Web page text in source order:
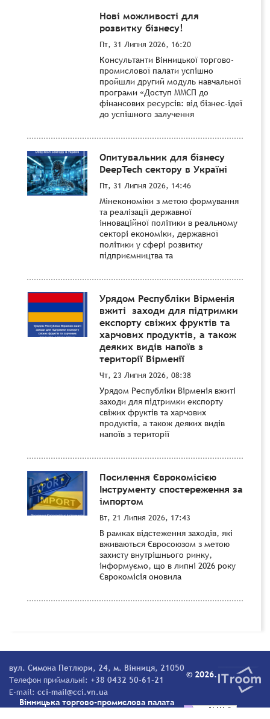
Нові можливості для
розвитку бізнесу!
Пт, 31 Липня 2026, 16:20
Консультанти Вінницької торгово-
промислової палати успішно
пройшли другий модуль навчальної
програми «Доступ ММСП до
фінансових ресурсів: від бізнес-ідеї
до успішного залучення
Опитувальник для бізнесу
DeepTech сектору в Україні
Пт, 31 Липня 2026, 14:46
Мінекономіки з метою формування
та реалізації державної
інноваційної політики в реальному
секторі економіки, державної
політики у сфері розвитку
підприємництва та
Урядом Республіки Вірменія
вжиті заходи для підтримки
експорту свіжих фруктів та
харчових продуктів, а також
деяких видів напоїв з
території Вірменії
Чт, 23 Липня 2026, 08:38
Урядом Республіки Вірменія вжиті
заходи для підтримки експорту
свіжих фруктів та харчових
продуктів, а також деяких видів
напоїв з території
Посилення Єврокомісією
Інструменту спостереження за
імпортом
Вт, 21 Липня 2026, 17:43
В рамках відстеження заходів, які
вживаються Євросоюзом з метою
захисту внутрішнього ринку,
інформуємо, що в липні 2026 року
Єврокомісія оновила
вул. Симона Петлюри, 24, м. Вінниця, 21050
Телефон приймальні: +38 0432 50-61-21
E-mail: cci-mail@cci.vn.ua
© 2026.
Вінницька торгово-промислова палата
Всі права захищені